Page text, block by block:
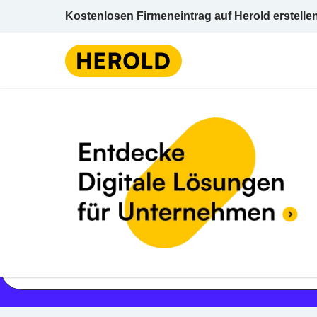
Kostenlosen Firmeneintrag auf Herold